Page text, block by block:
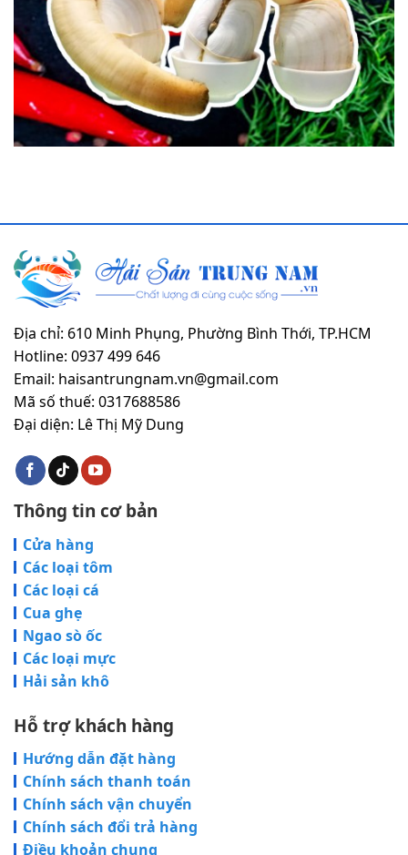
Địa chỉ: 610 Minh Phụng, Phường Bình Thới, TP.HCM
Hotline: 0937 499 646
Email: haisantrungnam.vn@gmail.com
Mã số thuế: 0317688586
Đại diện: Lê Thị Mỹ Dung
Thông tin cơ bản
Cửa hàng
Các loại tôm
Các loại cá
Cua ghẹ
Ngao sò ốc
Các loại mực
Hải sản khô
Hỗ trợ khách hàng
Hướng dẫn đặt hàng
Chính sách thanh toán
Chính sách vận chuyển
Chính sách đổi trả hàng
Điều khoản chung